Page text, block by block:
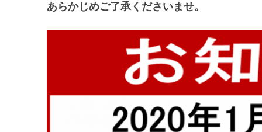
あらかじめご了承くださいませ。